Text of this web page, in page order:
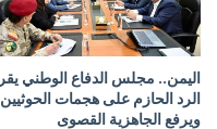
اليمن.. مجلس الدفاع الوطني يقر
الرد الحازم على هجمات الحوثيين
ويرفع الجاهزية القصوى